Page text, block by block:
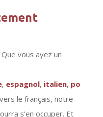
vous ayez un
, espagnol, italien, po
vers le français, notre
s’en occuper. Et